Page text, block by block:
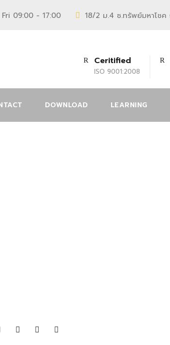
09:00 - 17:00 18/2 ม.4 ซ.ทรัพย์มหาโชค
Ceritified
ISO 9001:2008
DOWNLOAD LEARNING